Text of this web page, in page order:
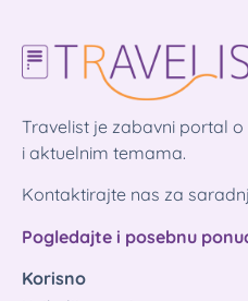
Travelist je zabavni portal
i aktuelnim temama.
Kontaktirajte nas za
Pogledajte i posebnu
Korisno